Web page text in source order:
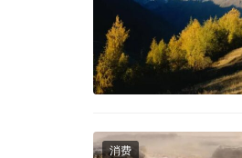
消费